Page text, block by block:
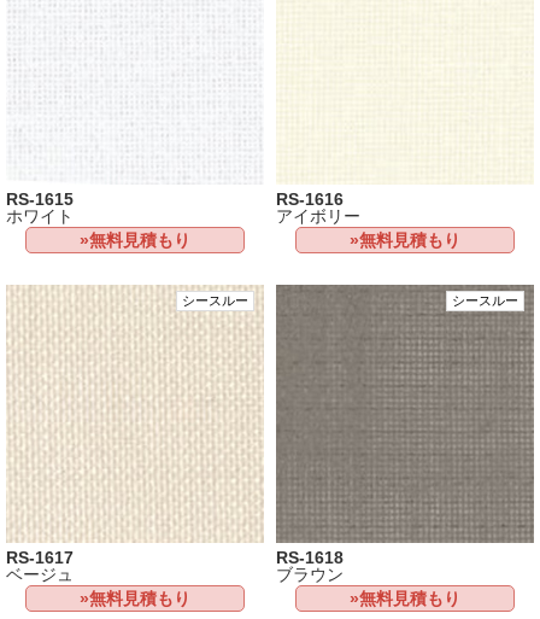
RS-1615
ホワイト
»無料見積もり
RS-1616
アイボリー
»無料見積もり
シースルー
RS-1617
ベージュ
»無料見積もり
シースルー
RS-1618
ブラウン
»無料見積もり